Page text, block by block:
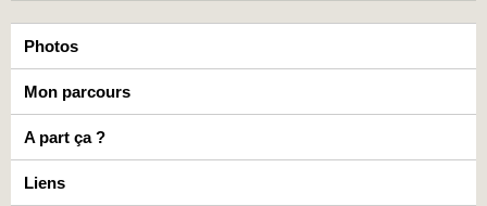
Photos
Mon parcours
A part ça ?
Liens